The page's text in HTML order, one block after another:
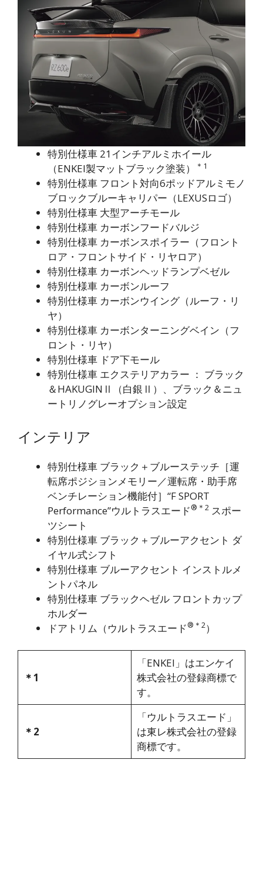
特別仕様車 21インチアルミホイール
（ENKEI製マットブラック塗装）
＊1
特別仕様車 フロント対向6ポッドアルミモノ
ブロックブルーキャリパー（LEXUSロゴ）
特別仕様車 大型アーチモール
特別仕様車 カーボンフードバルジ
特別仕様車 カーボンスポイラー（フロント
ロア・フロントサイド・リヤロア）
特別仕様車 カーボンヘッドランプベゼル
特別仕様車 カーボンルーフ
特別仕様車 カーボンウイング（ルーフ・リ
ヤ）
特別仕様車 カーボンターニングベイン（フ
ロント・リヤ）
特別仕様車 ドア下モール
特別仕様車 エクステリアカラー ： ブラック
＆HAKUGINⅡ（白銀Ⅱ）、ブラック＆ニュ
ートリノグレーオプション設定
インテリア
特別仕様車 ブラック＋ブルーステッチ［運
転席ポジションメモリー／運転席・助手席
ベンチレーション機能付］“F SPORT
Performance”ウルトラスエード® ＊2 スポー
ツシート
特別仕様車 ブラック＋ブルーアクセント ダ
イヤル式シフト
特別仕様車 ブルーアクセント インストルメ
ントパネル
特別仕様車 ブラックヘゼル フロントカップ
ホルダー
ドアトリム（ウルトラスエード® ＊2）
＊1
「ENKEI」はエンケイ
株式会社の登録商標で
す。
＊2
「ウルトラスエード」
は東レ株式会社の登録
商標です。